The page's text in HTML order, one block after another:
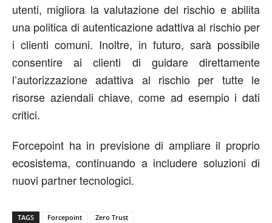
utenti, migliora la valutazione del rischio e abilita
una politica di autenticazione adattiva al rischio per
i clienti comuni. Inoltre, in futuro, sarà possibile
consentire ai clienti di guidare direttamente
l’autorizzazione adattiva al rischio per tutte le
risorse aziendali chiave, come ad esempio i dati
critici.
Forcepoint ha in previsione di ampliare il proprio
ecosistema, continuando a includere soluzioni di
nuovi partner tecnologici.
TAGS Forcepoint Zero Trust